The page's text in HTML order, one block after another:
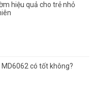
hiệu quả cho trẻ nhỏ
có tốt không?